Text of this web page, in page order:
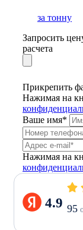
за тонну
Запросить
расчета
Прикрепить
Нажимая на
Ваше имя*
Нажимая на
4.9 95